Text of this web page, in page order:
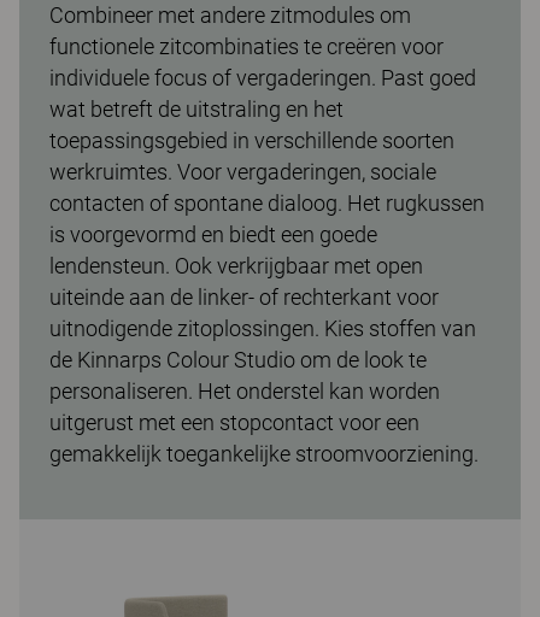
Combineer met andere zitmodules om
functionele zitcombinaties te creëren voor
individuele focus of vergaderingen. Past goed
wat betreft de uitstraling en het
toepassingsgebied in verschillende soorten
werkruimtes. Voor vergaderingen, sociale
contacten of spontane dialoog. Het rugkussen
is voorgevormd en biedt een goede
lendensteun. Ook verkrijgbaar met open
uiteinde aan de linker- of rechterkant voor
uitnodigende zitoplossingen. Kies stoffen van
de Kinnarps Colour Studio om de look te
personaliseren. Het onderstel kan worden
uitgerust met een stopcontact voor een
gemakkelijk toegankelijke stroomvoorziening.